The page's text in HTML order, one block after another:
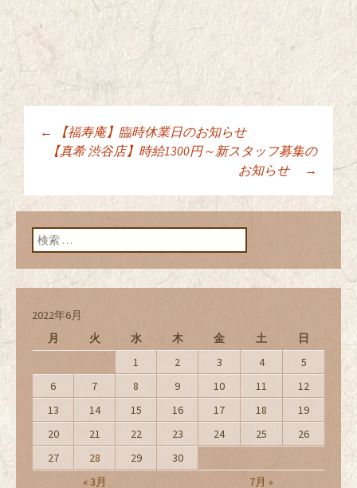
投稿ナビゲーショ
ン
←
【福寿庵】臨時休業日のお知らせ
【真希 渋谷店】時給1300円～新スタッフ募集の
お知らせ
→
検索:
2022年6月
月
火 水 木 金 土 日
« 3月 7月 »
1 2 3 4
5
6
7 8 9 10 11
12
13
14 15 16 17 18
19
20
21 22 23 24 25
26
27
28 29 30